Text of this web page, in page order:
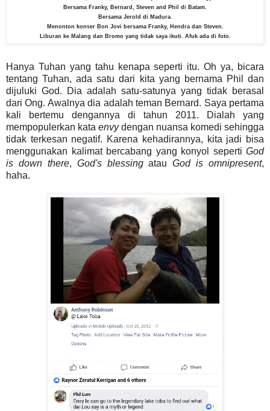
Bersama Franky, Bernard, Steven and Phil di Batam.
Bersama Jerold di Madura.
Menonton konser Bon Jovi bersama Franky, Hendra dan Steven.
Liburan ke Malang dan Bromo yang tidak saya ikuti. Afuk ada di foto.
Hanya Tuhan yang tahu kenapa seperti itu. Oh ya, bicara
tentang Tuhan, ada satu dari kita yang bernama Phil dan
dijuluki God. Dia adalah satu-satunya yang tidak berasal
dari Ong. Awalnya dia adalah teman Bernard. Saya pertama
kali bertemu dengannya di tahun 2011. Dialah yang
mempopulerkan kata envydengan nuansa komedi sehingga
tidak terkesan negatif. Karena kehadirannya, kita jadi bisa
menggunakan kalimat bercabang yang konyol seperti God
is down there, God's blessingatauGod is omnipresent,
haha.